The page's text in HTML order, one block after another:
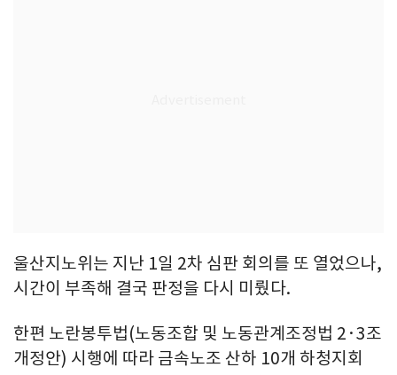
울산지노위는 지난 1일 2차 심판 회의를 또 열었으나,
시간이 부족해 결국 판정을 다시 미뤘다.
한편 노란봉투법(노동조합 및 노동관계조정법 2·3조
개정안) 시행에 따라 금속노조 산하 10개 하청지회